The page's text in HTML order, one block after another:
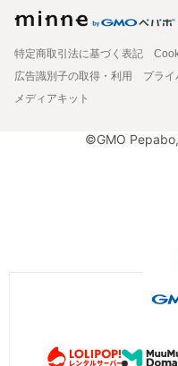
特定商取引法に基づく表記
広告識別子の取得・利用
プラ
メディアキット
©GMO